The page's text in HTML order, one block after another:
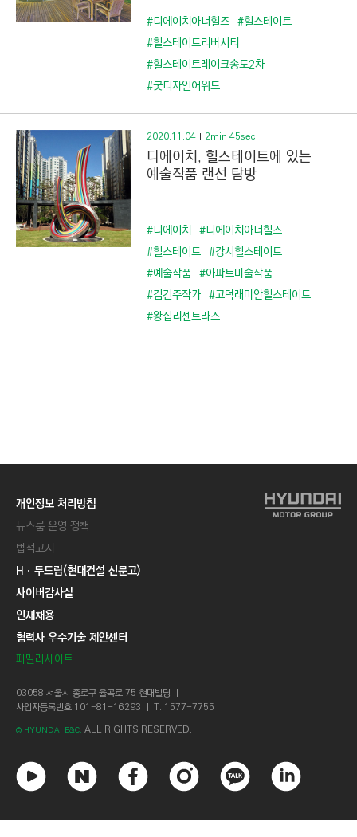
#디에이치아너힐즈 #힐스테이트
#힐스테이트리버시티
#힐스테이트레이크송도2차
#굿디자인어워드
2020.11.04 2min 45sec
디에이치, 힐스테이트에 있는
예술작품 랜선 탐방
#디에이치 #디에이치아너힐즈
#힐스테이트 #강서힐스테이트
#예술작품 #아파트미술작품
#김건주작가 #고덕래미안힐스테이트
#왕십리센트라스
개인정보 처리방침
뉴스룸 운영 정책
법적고지
Hㆍ두드림(현대건설 신문고)
사이버감사실
인재채용
협력사 우수기술 제안센터
패밀리사이트
03058 서울시 종로구 율곡로 75 현대빌딩 ㅣ
사업자등록번호 101-81-16293 ㅣ T. 1577-7755
© HYUNDAI E&C. ALL RIGHTS RESERVED.
튜
이
이
스
카
크